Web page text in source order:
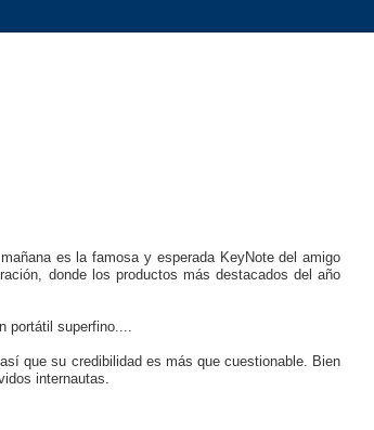
es la famosa y esperada KeyNote del amigo
donde los productos más destacados del año
superfino....
que su credibilidad es más que cuestionable. Bien
internautas.